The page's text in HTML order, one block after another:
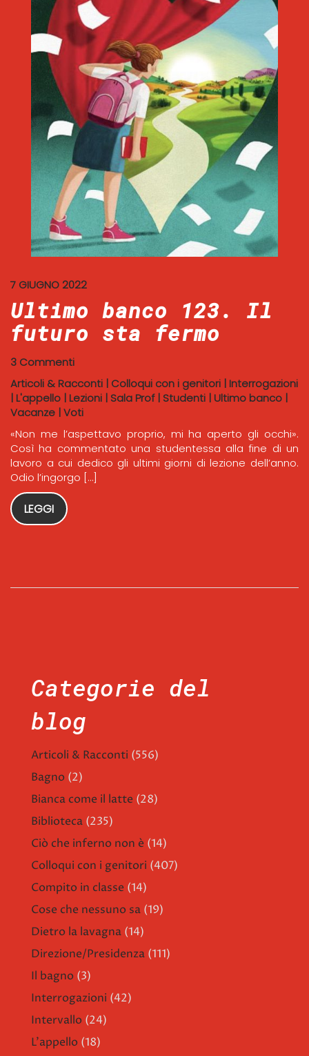
7 GIUGNO 2022
Ultimo banco 123. Il
futuro sta fermo
3 Commenti
Articoli & Racconti | Colloqui con i genitori | Interrogazioni
| L'appello | Lezioni | Sala Prof| Studenti | Ultimo banco |
Vacanze |Voti
«Non me l’aspettavo proprio, mi ha aperto gli occhi».
Così ha commentato una studentessa alla fine di un
lavoro a cui dedico gli ultimi giorni di lezione dell’anno.
Odio l’ingorgo […]
LEGGI
Categorie del
blog
Articoli & Racconti (556)
Bagno (2)
Bianca come il latte (28)
Biblioteca (235)
Ciò che inferno non è (14)
Colloqui con i genitori (407)
Compito in classe (14)
Cose che nessuno sa (19)
Dietro la lavagna (14)
Direzione/Presidenza (111)
Il bagno (3)
Interrogazioni (42)
Intervallo (24)
L'appello (18)